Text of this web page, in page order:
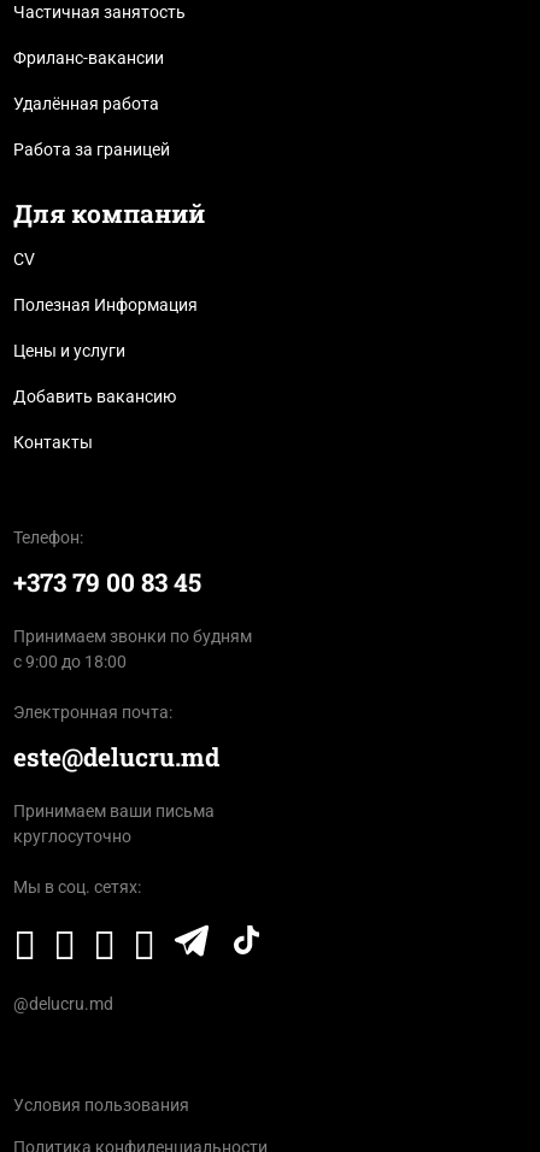
Частичная занятость
Фриланс-вакансии
Удалённая работа
Работа за границей
Для компаний
CV
Полезная Информация
Цены и услуги
Добавить вакансию
Контакты
Телефон:
+373 79 00 83 45
Принимаем звонки по будням
с 9:00 до 18:00
Электронная почта:
este@delucru.md
Принимаем ваши письма
круглосуточно
Мы в соц. сетях:
@delucru.md
Условия пользования
Политика конфиденциальности